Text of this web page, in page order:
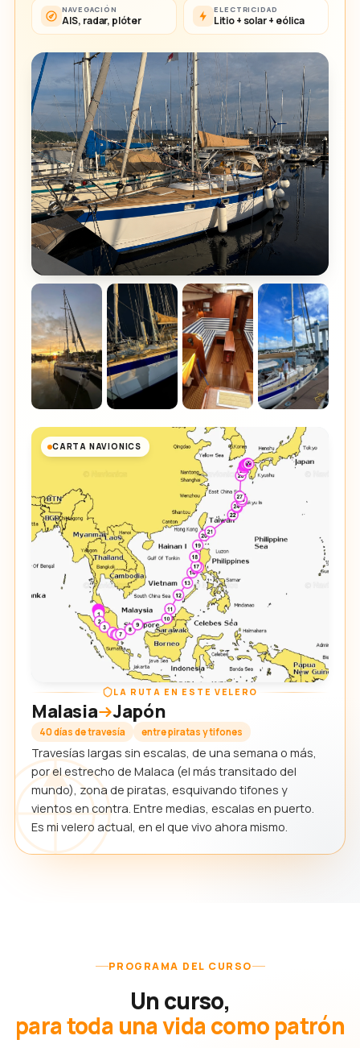
NAVEGACIÓN
AIS, radar, plóter
ELECTRICIDAD
Litio + solar + eólica
CARTA NAVIONICS
LA RUTA EN ESTE VELERO
Malasia Japón
40 días de travesía entre piratas y tifones
Travesías largas sin escalas, de una semana o más,
por el estrecho de Malaca (el más transitado del
mundo), zona de piratas, esquivando tifones y
vientos en contra. Entre medias, escalas en puerto.
Es mi velero actual, en el que vivo ahora mismo.
PROGRAMA DEL CURSO
Un curso,
para toda una vida como patrón